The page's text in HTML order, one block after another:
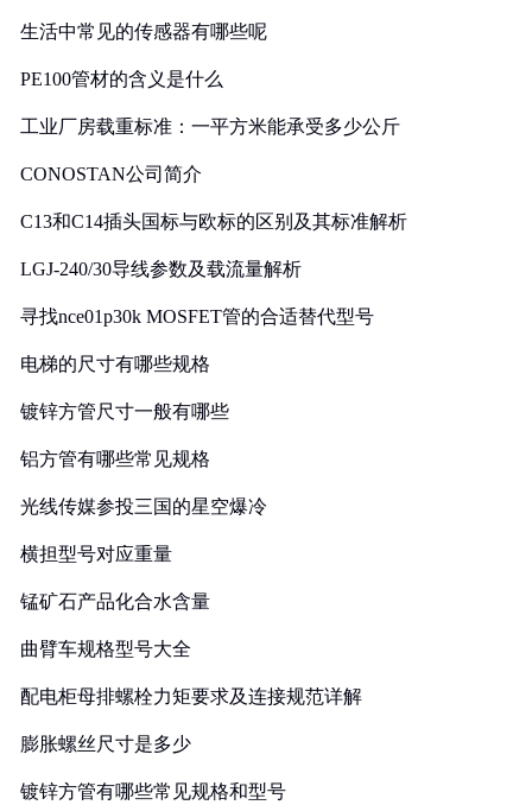
生活中常见的传感器有哪些呢
PE100管材的含义是什么
工业厂房载重标准：一平方米能承受多少公斤
CONOSTAN公司简介
C13和C14插头国标与欧标的区别及其标准解析
LGJ-240/30导线参数及载流量解析
寻找nce01p30k MOSFET管的合适替代型号
电梯的尺寸有哪些规格
镀锌方管尺寸一般有哪些
铝方管有哪些常见规格
光线传媒参投三国的星空爆冷
横担型号对应重量
锰矿石产品化合水含量
曲臂车规格型号大全
配电柜母排螺栓力矩要求及连接规范详解
膨胀螺丝尺寸是多少
镀锌方管有哪些常见规格和型号